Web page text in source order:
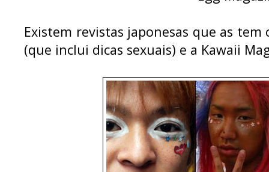
Existem revistas japonesas que as
(que inclui dicas sexuais) e a Kawaii